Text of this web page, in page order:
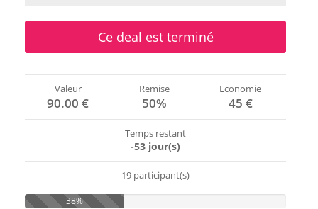
Ce deal est terminé
Valeur
90.00 €
Remise
50%
Economie
45 €
Temps restant
-53 jour(s)
19 participant(s)
38%